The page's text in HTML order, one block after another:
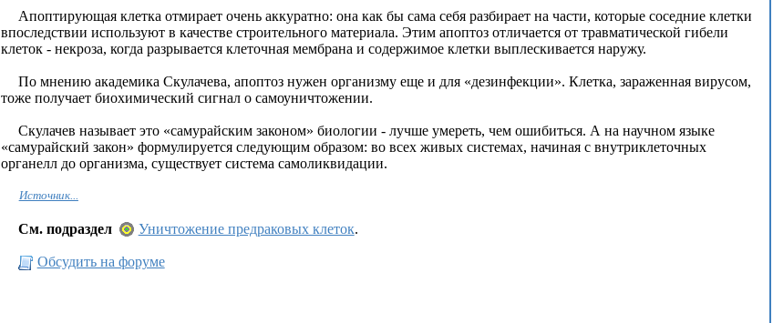
Апоптирующая клетка отмирает очень аккуратно: она как бы сама себя разбирает на части, которые соседние клетки
впоследствии используют в качестве строительного материала. Этим апоптоз отличается от травматической гибели
клеток - некроза, когда разрывается клеточная мембрана и содержимое клетки выплескивается наружу.
По мнению академика Скулачева, апоптоз нужен организму еще и для «дезинфекции». Клетка, зараженная вирусом,
тоже получает биохимический сигнал о самоуничтожении.
Скулачев называет это «самурайским законом» биологии - лучше умереть, чем ошибиться. А на научном языке
«самурайский закон» формулируется следующим образом: во всех живых системах, начиная с внутриклеточных
органелл до организма, существует система самоликвидации.
Источник...
См. подраздел Уничтожение предраковых клеток.
Обсудить на форуме